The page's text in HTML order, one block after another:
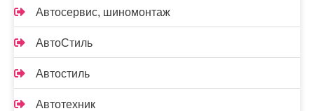
Автосервис, шиномонтаж
АвтоСтиль
Автостиль
Автотехник